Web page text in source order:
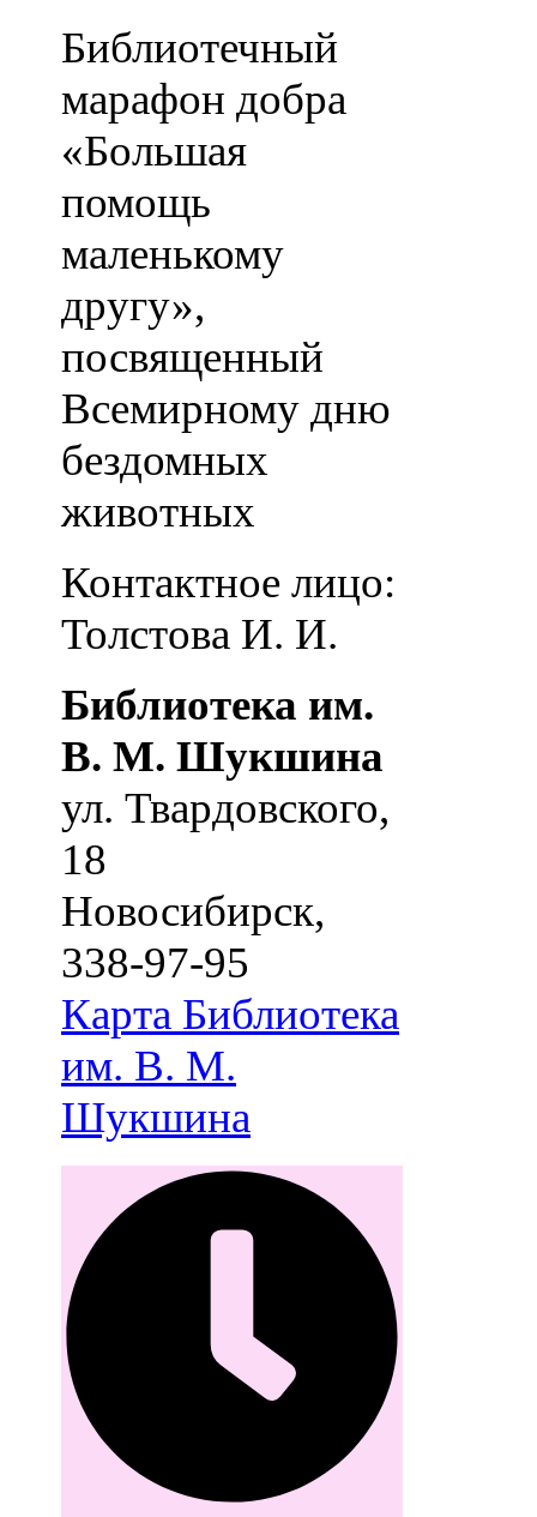
Библиотечный
марафон добра
«Большая
помощь
маленькому
другу»,
посвященный
Всемирному дню
бездомных
животных
Контактное лицо:
Толстова И. И.
Библиотека им.
В. М. Шукшина
ул. Твардовского,
18
Новосибирск,
338-97-95
Карта Библиотека
им. В. М.
Шукшина